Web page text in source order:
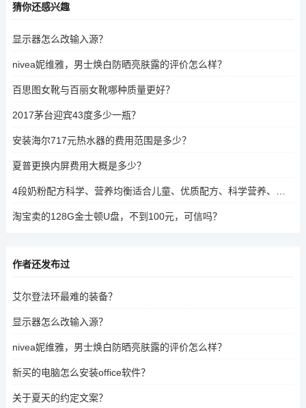
猜你还感兴趣
显示器怎么改输入源？
nivea妮维雅，男士焕白防晒亮肤露的评价怎么样？
百思图女靴与百丽女靴哪种质量更好？
2017茅台迎宾43度多少一瓶？
安装海尔717元热水器的费用范围是多少？
夏普更换内屏费用大概是多少？
淘宝卖的128G金士顿U盘，不到100元，可信吗？
作者还发布过
艾尔登法环最难的装备？
显示器怎么改输入源？
nivea妮维雅，男士焕白防晒亮肤露的评价怎么样？
新买的电脑怎么安装office软件？
关于夏天的约定文案？